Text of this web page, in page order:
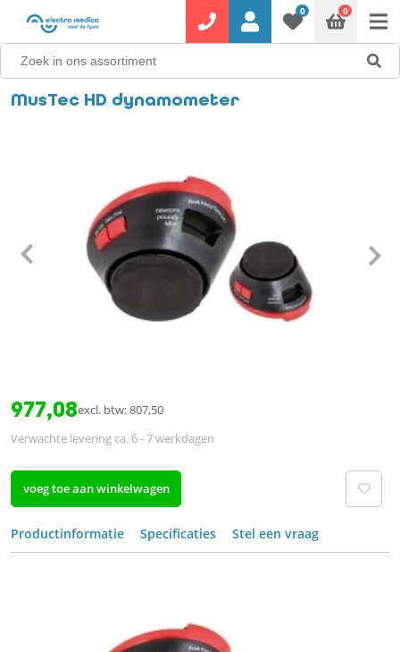
0 0
MusTec HD dynamometer
977,08excl. btw: 807,50
Verwachte levering ca. 6 - 7 werkdagen
voeg toe aan winkelwagen
Productinformatie Specificaties Stel een vraag